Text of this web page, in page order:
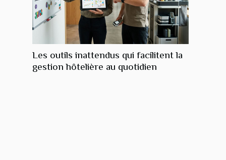
Les outils inattendus qui facilitent la
gestion hôtelière au quotidien